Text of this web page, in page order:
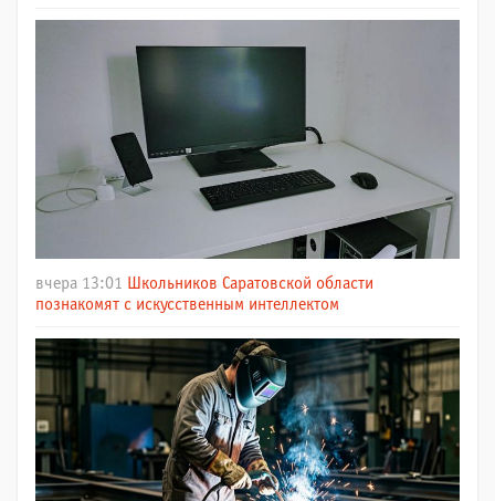
вчера 13:01
Школьников Саратовской области
познакомят с искусственным интеллектом